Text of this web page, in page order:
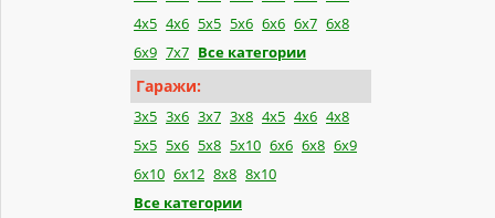
4x5 4x6 5x5 5x6 6x6 6x7 6x8
6x9 7x7 Все категории
Гаражи:
3x5 3x6 3x7 3x8 4x5 4x6 4x8
5x5 5x6 5x8 5x10 6x6 6x8 6x9
6x10 6x12 8x8 8x10
Все категории